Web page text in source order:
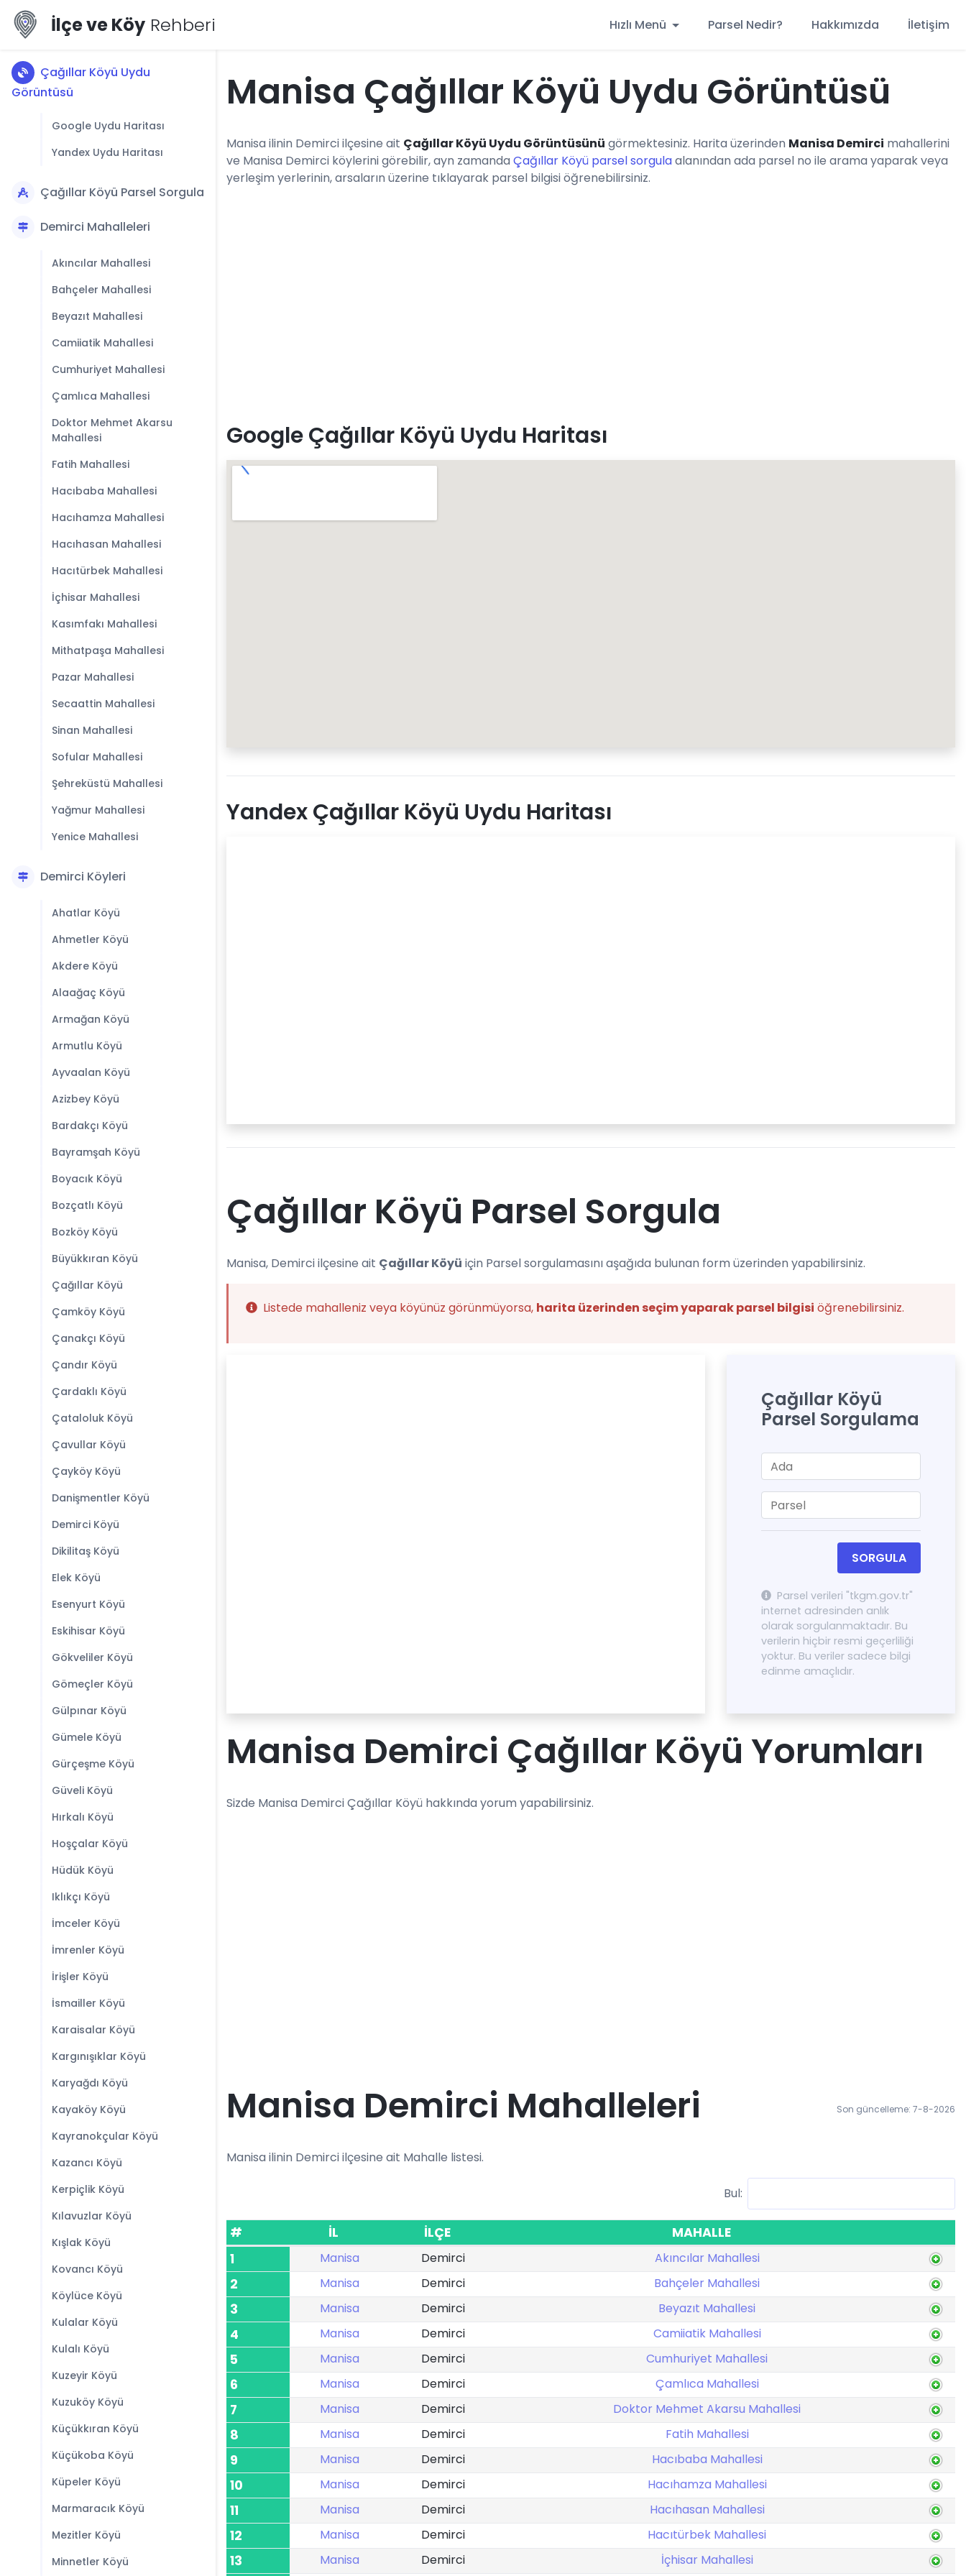
İlçe ve Köy Rehberi Hızlı Menü Parsel Nedir? Hakkımızda İletişim
Çağıllar Köyü Uydu
Görüntüsü
Google Uydu Haritası
Yandex Uydu Haritası
Çağıllar Köyü Parsel Sorgula
Demirci Mahalleleri
Akıncılar Mahallesi
Bahçeler Mahallesi
Beyazıt Mahallesi
Camiiatik Mahallesi
Cumhuriyet Mahallesi
Çamlıca Mahallesi
Doktor Mehmet Akarsu
Mahallesi
Fatih Mahallesi
Hacıbaba Mahallesi
Hacıhamza Mahallesi
Hacıhasan Mahallesi
Hacıtürbek Mahallesi
İçhisar Mahallesi
Kasımfakı Mahallesi
Mithatpaşa Mahallesi
Pazar Mahallesi
Secaattin Mahallesi
Sinan Mahallesi
Sofular Mahallesi
Şehreküstü Mahallesi
Yağmur Mahallesi
Yenice Mahallesi
Demirci Köyleri
Ahatlar Köyü
Ahmetler Köyü
Akdere Köyü
Alaağaç Köyü
Armağan Köyü
Armutlu Köyü
Ayvaalan Köyü
Azizbey Köyü
Bardakçı Köyü
Bayramşah Köyü
Boyacık Köyü
Bozçatlı Köyü
Bozköy Köyü
Büyükkıran Köyü
Çağıllar Köyü
Çamköy Köyü
Çanakçı Köyü
Çandır Köyü
Çardaklı Köyü
Çataloluk Köyü
Çavullar Köyü
Çayköy Köyü
Danişmentler Köyü
Demirci Köyü
Dikilitaş Köyü
Elek Köyü
Esenyurt Köyü
Eskihisar Köyü
Gökveliler Köyü
Gömeçler Köyü
Gülpınar Köyü
Gümele Köyü
Gürçeşme Köyü
Güveli Köyü
Hırkalı Köyü
Hoşçalar Köyü
Hüdük Köyü
Iklıkçı Köyü
İmceler Köyü
İmrenler Köyü
İrişler Köyü
İsmailler Köyü
Karaisalar Köyü
Kargınışıklar Köyü
Karyağdı Köyü
Kayaköy Köyü
Kayranokçular Köyü
Kazancı Köyü
Kerpiçlik Köyü
Kılavuzlar Köyü
Kışlak Köyü
Kovancı Köyü
Köylüce Köyü
Kulalar Köyü
Kulalı Köyü
Kuzeyir Köyü
Kuzuköy Köyü
Küçükkıran Köyü
Küçükoba Köyü
Küpeler Köyü
Marmaracık Köyü
Mezitler Köyü
Minnetler Köyü
Manisa Çağıllar Köyü Uydu Görüntüsü
Manisa ilinin Demirci ilçesine ait Çağıllar Köyü Uydu Görüntüsünü görmektesiniz. Harita üzerinden Manisa Demirci mahallerini
ve Manisa Demirci köylerini görebilir, ayn zamanda Çağıllar Köyü parsel sorgulaalanından ada parsel no ile arama yaparak veya
yerleşim yerlerinin, arsaların üzerine tıklayarak parsel bilgisi öğrenebilirsiniz.
Google Çağıllar Köyü Uydu Haritası
Yandex Çağıllar Köyü Uydu Haritası
Çağıllar Köyü Parsel Sorgula
Manisa, Demirci ilçesine ait Çağıllar Köyü için Parsel sorgulamasını aşağıda bulunan form üzerinden yapabilirsiniz.
Listede mahalleniz veya köyünüz görünmüyorsa, harita üzerinden seçim yaparak parsel bilgisi öğrenebilirsiniz.
Çağıllar Köyü
Parsel Sorgulama
SORGULA
Parsel verileri "tkgm.gov.tr"
internet adresinden anlık
olarak sorgulanmaktadır. Bu
verilerin hiçbir resmi geçerliliği
yoktur. Bu veriler sadece bilgi
edinme amaçlıdır.
Manisa Demirci Çağıllar Köyü Yorumları
Sizde Manisa Demirci Çağıllar Köyü hakkında yorum yapabilirsiniz.
Manisa Demirci Mahalleleri Son güncelleme: 7-8-2026
Manisa ilinin Demirci ilçesine ait Mahalle listesi.
Bul:
# İL İLÇE
MAHALLE
1
Manisa Demirci Akıncılar Mahallesi
2 Manisa Demirci Bahçeler Mahallesi
3 Manisa Demirci Beyazıt Mahallesi
4 Manisa Demirci Camiiatik Mahallesi
5 Manisa Demirci Cumhuriyet Mahallesi
6 Manisa Demirci Çamlıca Mahallesi
7 Manisa Demirci Doktor Mehmet Akarsu Mahallesi
8 Manisa Demirci Fatih Mahallesi
9 Manisa Demirci Hacıbaba Mahallesi
10 Manisa Demirci Hacıhamza Mahallesi
11 Manisa Demirci Hacıhasan Mahallesi
12 Manisa Demirci Hacıtürbek Mahallesi
13 Manisa Demirci İçhisar Mahallesi